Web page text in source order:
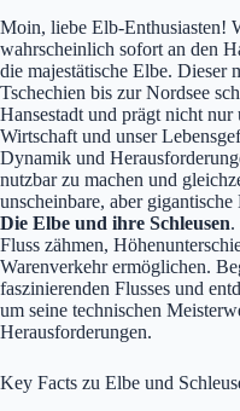
Moin, liebe Elb-Enthusiasten!
wahrscheinlich sofort an den
die majestätische Elbe. Dieser
Tschechien bis zur Nordsee
Hansestadt und prägt nicht nur
Wirtschaft und unser
Dynamik und
nutzbar zu machen und
unscheinbare, aber
Die Elbe und ihre Schleusen.
Fluss zähmen,
Warenverkehr ermöglichen.
faszinierenden Flusses und
um seine technischen
Herausforderungen.
Key Facts zu Elbe und